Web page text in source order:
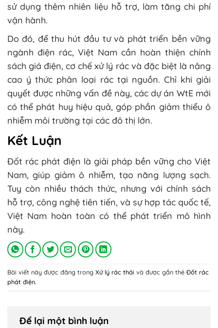
sử dụng thêm nhiên liệu hỗ trợ, làm tăng chi phí
vận hành.
Do đó, để thu hút đầu tư và phát triển bền vững
ngành điện rác, Việt Nam cần hoàn thiện chính
sách giá điện, cơ chế xử lý rác và đặc biệt là nâng
cao ý thức phân loại rác tại nguồn. Chỉ khi giải
quyết được những vấn đề này, các dự án WtE mới
có thể phát huy hiệu quả, góp phần giảm thiểu ô
nhiễm môi trường tại các đô thị lớn.
Kết Luận
Đốt rác phát điện là giải pháp bền vững cho Việt
Nam, giúp giảm ô nhiễm, tạo năng lượng sạch.
Tuy còn nhiều thách thức, nhưng với chính sách
hỗ trợ, công nghệ tiên tiến, và sự hợp tác quốc tế,
Việt Nam hoàn toàn có thể phát triển mô hình
này.
Bài viết này được đăng trong Xử lý rác thải và được gắn thẻ Đốt rác
phát điện.
Để lại một bình luận